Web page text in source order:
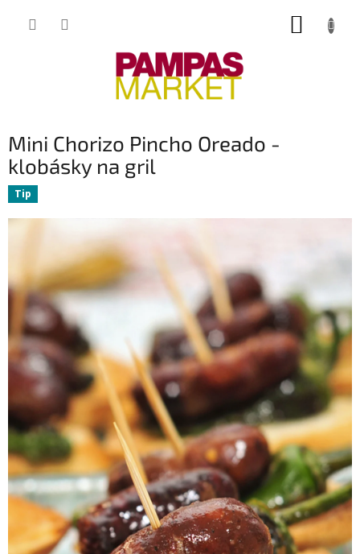
Mini Chorizo Pincho Oreado -
klobásky na gril
Tip